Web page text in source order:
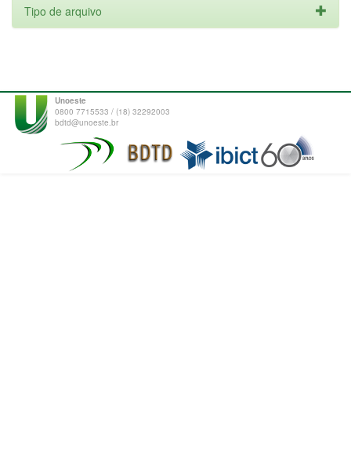
Tipo de arquivo
Unoeste
0800 7715533 / (18) 32292003
bdtd@unoeste.br